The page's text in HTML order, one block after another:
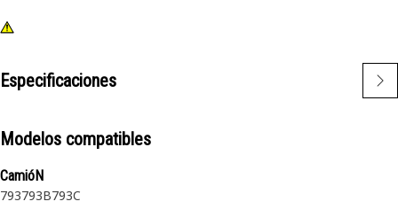
Especificaciones
Modelos compatibles
CamióN
793793B793C